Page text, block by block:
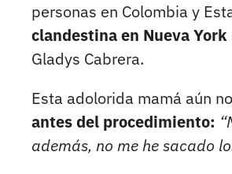
personas en Colombia y
clandestina en Nueva York
Gladys Cabrera.
Esta adolorida mamá aún
antes del procedimiento:
además, no me he sacado